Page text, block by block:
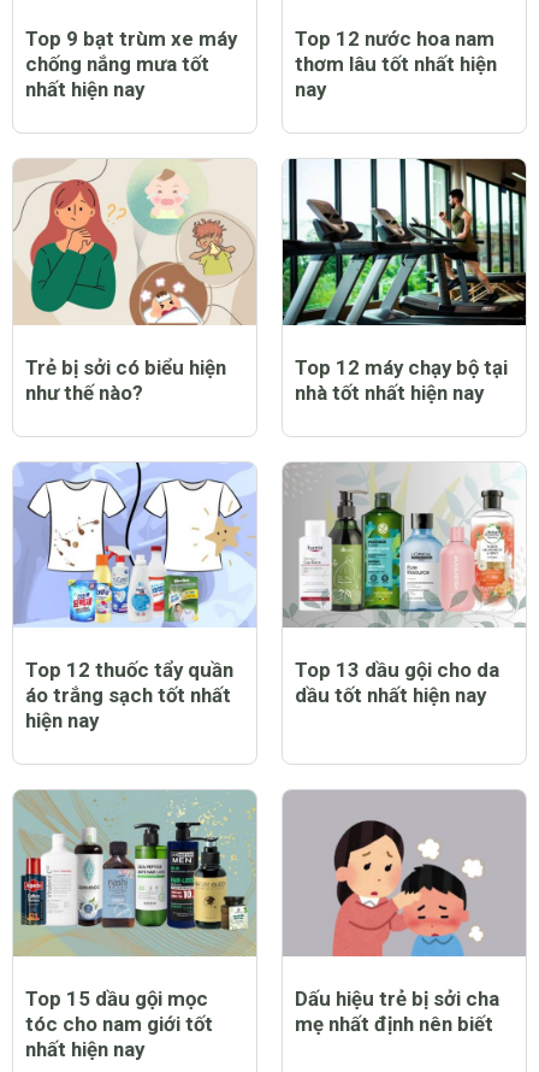
Top 9 bạt trùm xe máy
chống nắng mưa tốt
nhất hiện nay
Top 12 nước hoa nam
thơm lâu tốt nhất hiện
nay
Trẻ bị sởi có biểu hiện
như thế nào?
Top 12 máy chạy bộ tại
nhà tốt nhất hiện nay
Top 12 thuốc tẩy quần
áo trắng sạch tốt nhất
hiện nay
Top 13 dầu gội cho da
dầu tốt nhất hiện nay
Top 15 dầu gội mọc
tóc cho nam giới tốt
nhất hiện nay
Dấu hiệu trẻ bị sởi cha
mẹ nhất định nên biết